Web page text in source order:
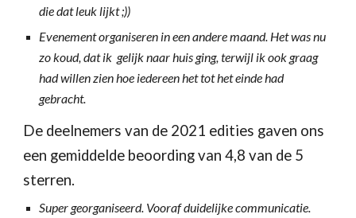
die dat leuk lijkt ;))
Evenement organiseren in een andere maand. Het was nu
zo koud, dat ik gelijk naar huis ging, terwijl ik ook graag
had willen zien hoe iedereen het tot het einde had
gebracht.
De deelnemers van de 2021 edities gaven ons
een gemiddelde beoording van 4,8 van de 5
sterren.
Super georganiseerd. Vooraf duidelijke communicatie.